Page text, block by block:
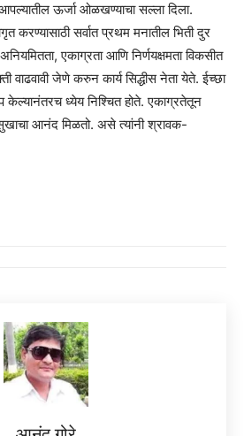
ऊर्जा ओळखण्याचा सल्ला दिला.
करण्यासाठी सर्वात प्रथम मनातील भिती दुर
एकाग्रता आणि निर्णयक्षमता विकसीत
वाढवावी जेणे करुन कार्य सिद्धीस नेता येते. ईच्छा
ध्येय निश्चित होते. एकाग्रतेतून
आनंद मिळतो. असे त्यांनी श्रावक-